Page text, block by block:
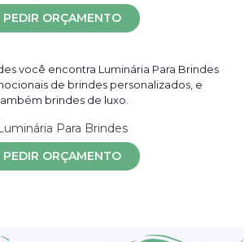
PEDIR ORÇAMENTO
Para Brindes
PEDIR ORÇAMENTO